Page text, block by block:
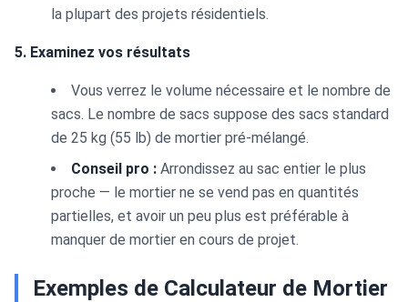
la plupart des projets résidentiels.
5. Examinez vos résultats
Vous verrez le volume nécessaire et le nombre de
sacs. Le nombre de sacs suppose des sacs standard
de 25 kg (55 lb) de mortier pré-mélangé.
Conseil pro : Arrondissez au sac entier le plus
proche — le mortier ne se vend pas en quantités
partielles, et avoir un peu plus est préférable à
manquer de mortier en cours de projet.
Exemples de Calculateur de Mortier